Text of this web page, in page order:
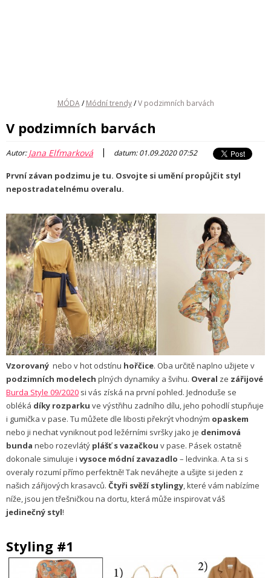
MÓDA / Módní trendy / V podzimních barvách
V podzimních barvách
Autor:Jana Elfmarková | datum: 01.09.2020 07:52
První závan podzimu je tu. Osvojte si umění propůjčit styl
nepostradatelnému overalu.
Vzorovaný nebo v hot odstínu hořčice. Oba určitě naplno užijete v
podzimních modelech plných dynamiky a švihu. Overal ze zářijové
Burda Style 09/2020 si vás získá na první pohled. Jednoduše se
obléká díky rozparku ve výstřihu zadního dílu, jeho pohodlí stupňuje
i gumička v pase. Tu můžete dle libosti překrýt vhodným opaskem
nebo ji nechat vyniknout pod ležérními svršky jako je denimová
bunda nebo rozevlátý plášť s vazačkou v pase. Pásek ostatně
dokonale simuluje i vysoce módní zavazadlo – ledvinka. A ta si s
overaly rozumí přímo perfektně! Tak neváhejte a ušijte si jeden z
našich zářijových krasavců. Čtyři svěží stylingy, které vám nabízíme
níže, jsou jen třešničkou na dortu, která může inspirovat váš
jedinečný styl!
Styling #1